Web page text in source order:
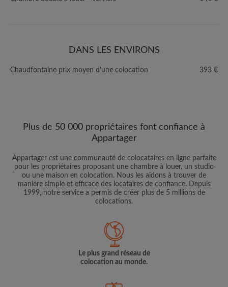
DANS LES ENVIRONS
Chaudfontaine prix moyen d'une colocation 393 €
Plus de 50 000 propriétaires font confiance à
Appartager
Appartager est une communauté de colocataires en ligne parfaite
pour les propriétaires proposant une chambre à louer, un studio
ou une maison en colocation. Nous les aidons à trouver de
manière simple et efficace des locataires de confiance. Depuis
1999, notre service a permis de créer plus de 5 millions de
colocations.
Le plus grand réseau de
colocation au monde.